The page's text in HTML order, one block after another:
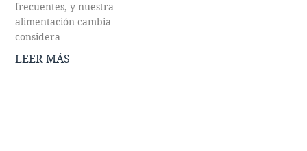
frecuentes, y nuestra
alimentación cambia
considera...
LEER MÁS